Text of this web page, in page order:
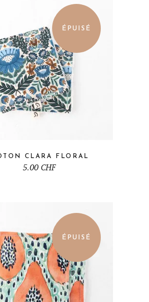
ÉPUISÉ
CLARA FLORAL
5.00 CHF
ÉPUISÉ